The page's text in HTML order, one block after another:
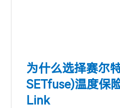
为什么选择赛尔
SETfuse)温度保
Link